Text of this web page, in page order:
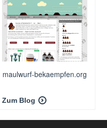
maulwurf-bekaempfen.org
Zum Blog